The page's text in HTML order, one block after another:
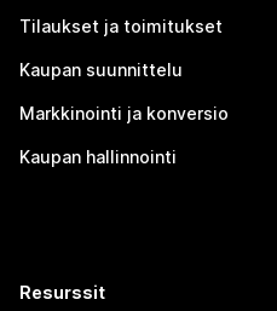
Tilaukset ja toimitukset
Kaupan suunnittelu
Markkinointi ja konversio
Kaupan hallinnointi
Resurssit